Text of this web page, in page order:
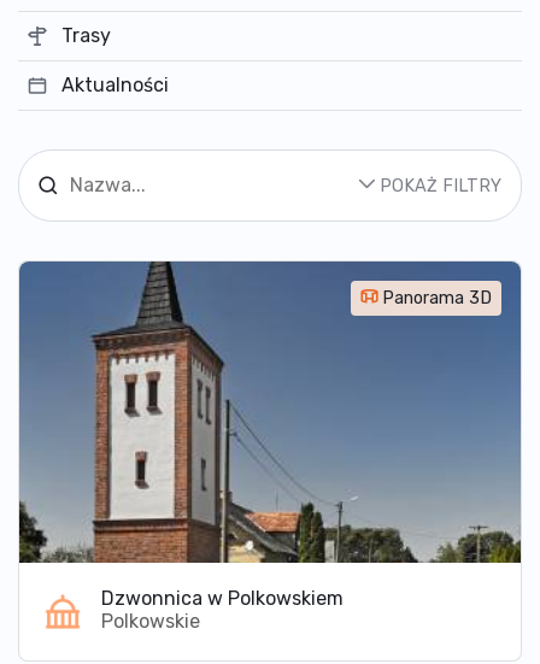
POKAŻ FILTRY
Panorama 3D
Dzwonnica w Polkowskiem
Polkowskie
Trasy
Aktualności